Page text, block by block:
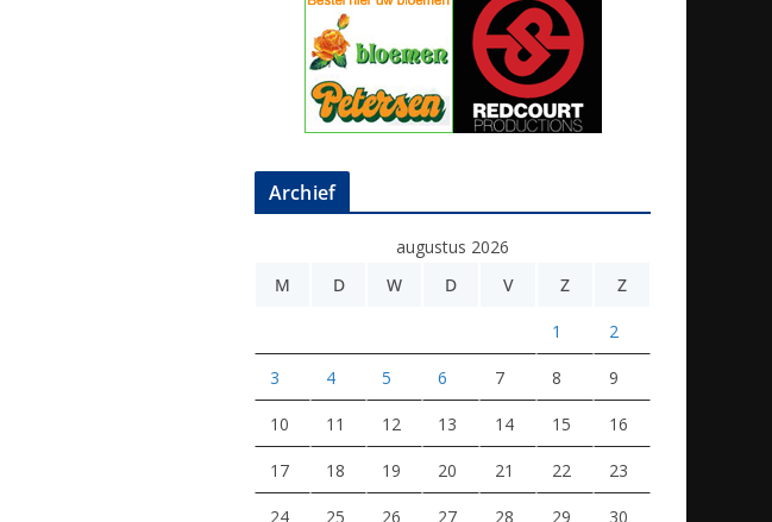
Archief
augustus 2026
M
D W D V Z Z
1 2
3 4 5 6 7 8 9
10 11 12 13 14 15 16
17 18 19 20 21 22 23
24 25 26 27 28 29 30